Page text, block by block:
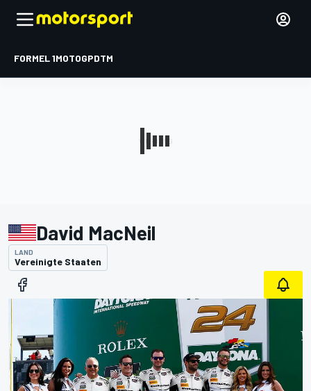
FORMEL 1MOTOGPDTM
David MacNeil
LAND
Vereinigte Staaten